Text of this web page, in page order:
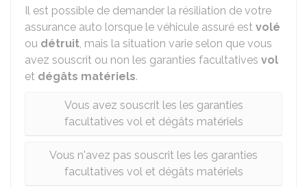
Il est possible de demander la résiliation de votre
assurance auto lorsque le véhicule assuré est volé
ou détruit, mais la situation varie selon que vous
avez souscrit ou non les garanties facultatives vol
et dégâts matériels.
Vous avez souscrit les les garanties
facultatives vol et dégâts matériels
Vous n'avez pas souscrit les les garanties
facultatives vol et dégâts matériels